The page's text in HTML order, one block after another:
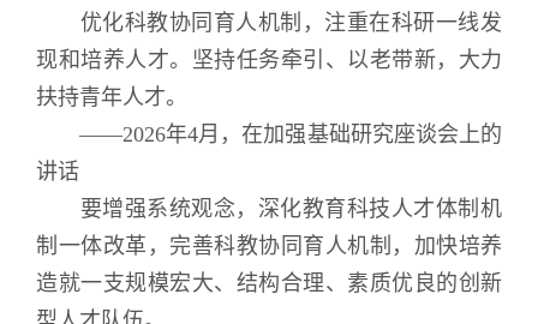
优化科教协同育人机制，注重在科研一线发
现和培养人才。坚持任务牵引、以老带新，大力
扶持青年人才。
——2026年4月，在加强基础研究座谈会上的
讲话
要增强系统观念，深化教育科技人才体制机
制一体改革，完善科教协同育人机制，加快培养
造就一支规模宏大、结构合理、素质优良的创新